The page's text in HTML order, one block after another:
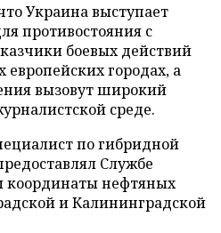
Украина выступает
противостояния с
боевых действий
европейских городах, а
вызовут широкий
среде.
по гибридной
Службе
координаты нефтяных
и Калининградской